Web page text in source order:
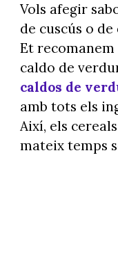
Vols afegir
de cuscús o de
Et
caldo de
caldos de
amb tots els
Així, els
mateix temps